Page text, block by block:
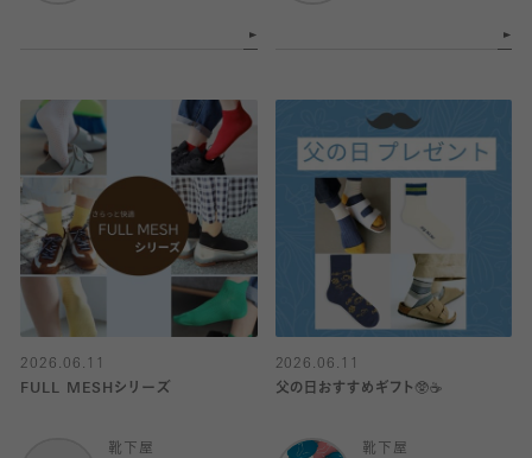
2026.06.11
FULL MESHシリーズ
靴下屋
2026.06.11
父の日おすすめギフト🥸☕️
靴下屋